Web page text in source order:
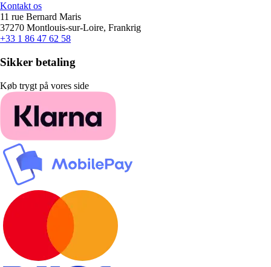
Kontakt os
11 rue Bernard Maris
37270 Montlouis-sur-Loire, Frankrig
+33 1 86 47 62 58
Sikker betaling
Køb trygt på vores side